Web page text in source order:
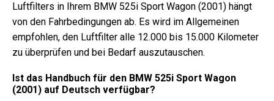
Luftfilters in Ihrem BMW 525i Sport Wagon (2001) hängt
von den Fahrbedingungen ab. Es wird im Allgemeinen
empfohlen, den Luftfilter alle 12.000 bis 15.000 Kilometer
zu überprüfen und bei Bedarf auszutauschen.
Ist das Handbuch für den BMW 525i Sport Wagon
(2001) auf Deutsch verfügbar?